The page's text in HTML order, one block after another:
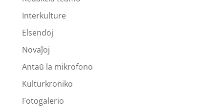
Interkulture
Elsendoj
Novaĵoj
Antaŭ la mikrofono
Kulturkroniko
Fotogalerio